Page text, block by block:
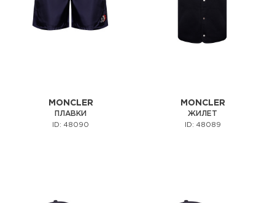
MONCLER
ПЛАВКИ
ID: 48090
MONCLER
ЖИЛЕТ
ID: 48089